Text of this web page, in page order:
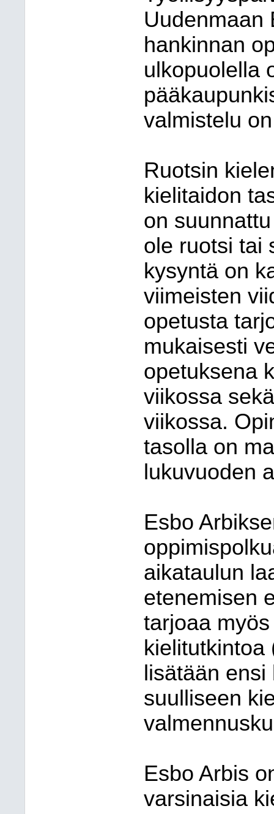
Uudenmaan
hankinnan
ulkopuolella
valmistelu
Ruotsin
kielitaidon
on
ole ruotsi tai
kysyntä on
viimeisten
opetusta
mukaisesti
opetuksena
viikossa
viikossa.
tasolla on
lukuvuoden
Esbo
aikataulun
etenemisen
tarjoaa
lisätään
suulliseen
Esbo Arbis
varsinaisia